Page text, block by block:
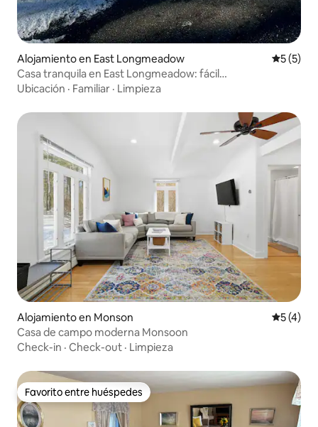
Alojamiento en East Longmeadow
5 (5)
Casa tranquila en East Longmeadow: fácil
estacionamiento y comodidad
Ubicación · Familiar · Limpieza
Alojamiento en Monson
5 (4)
Casa de campo moderna Monsoon
Check-in · Check-out · Limpieza
Favorito entre huéspedes
Favorito entre huéspedes